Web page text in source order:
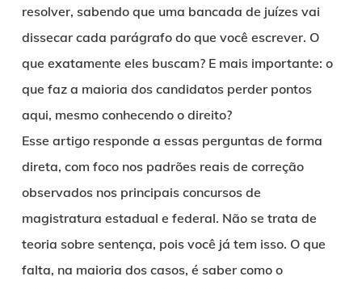
resolver, sabendo que uma bancada de juízes vai
dissecar cada parágrafo do que você escrever. O
que exatamente eles buscam? E mais importante: o
que faz a maioria dos candidatos perder pontos
aqui, mesmo conhecendo o direito?
Esse artigo responde a essas perguntas de forma
direta, com foco nos padrões reais de correção
observados nos principais concursos de
magistratura estadual e federal. Não se trata de
teoria sobre sentença, pois você já tem isso. O que
falta, na maioria dos casos, é saber como o